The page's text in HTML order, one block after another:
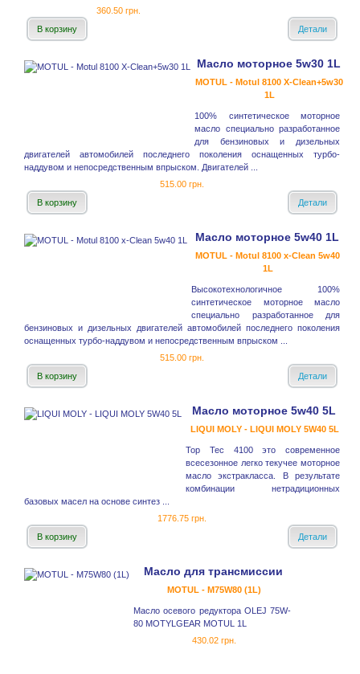
360.50 грн.
В корзину
Детали
Масло моторное 5w30 1L
MOTUL - Motul 8100 X-Clean+5w30
1L
100% синтетическое моторное
масло специально разработанное
для бензиновых и дизельных
двигателей автомобилей последнего поколения оснащенных турбо-
наддувом и непосредственным впрыском. Двигателей ...
515.00 грн.
В корзину
Детали
Масло моторное 5w40 1L
MOTUL - Motul 8100 x-Clean 5w40
1L
Высокотехнологичное 100%
синтетическое моторное масло
специально разработанное для
бензиновых и дизельных двигателей автомобилей последнего поколения
оснащенных турбо-наддувом и непосредственным впрыском ...
515.00 грн.
В корзину
Детали
Масло моторное 5w40 5L
LIQUI MOLY - LIQUI MOLY 5W40 5L
Top Tec 4100 это современное
всесезонное легко текучее моторное
масло экстракласса. В результате
комбинации нетрадиционных
базовых масел на основе синтез ...
1776.75 грн.
В корзину
Детали
Масло для трансмиссии
MOTUL - M75W80 (1L)
Масло осевого редуктора OLEJ 75W-
80 MOTYLGEAR MOTUL 1L
430.02 грн.